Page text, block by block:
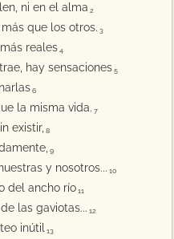
ni en el alma 2
que los otros. 3
reales 4
hay sensaciones 5
6
la misma vida. 7
existir, 8
9
y nosotros... 10
del ancho río 11
las gaviotas... 12
inútil 13